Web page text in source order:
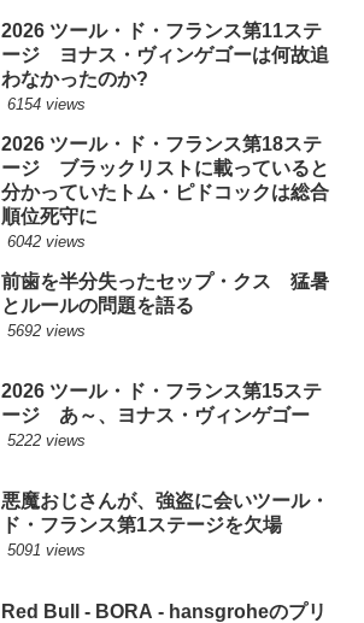
2026 ツール・ド・フランス第11ステ
ージ ヨナス・ヴィンゲゴーは何故追
わなかったのか?
6154 views
2026 ツール・ド・フランス第18ステ
ージ ブラックリストに載っていると
分かっていたトム・ピドコックは総合
順位死守に
6042 views
前歯を半分失ったセップ・クス 猛暑
とルールの問題を語る
5692 views
2026 ツール・ド・フランス第15ステ
ージ あ～、ヨナス・ヴィンゲゴー
5222 views
悪魔おじさんが、強盗に会いツール・
ド・フランス第1ステージを欠場
5091 views
Red Bull - BORA - hansgroheのプリ